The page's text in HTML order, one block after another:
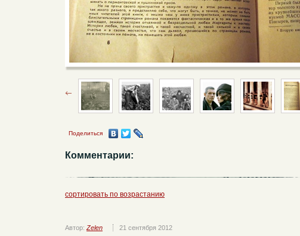
Поделиться
Комментарии:
сортировать по возрастанию
Автор: Zelen 21 сентября 2012